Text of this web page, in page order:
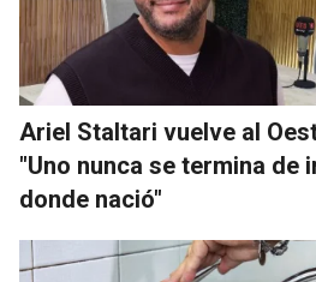
Ariel Staltari vuelve al
"Uno nunca se termina de
donde nació"